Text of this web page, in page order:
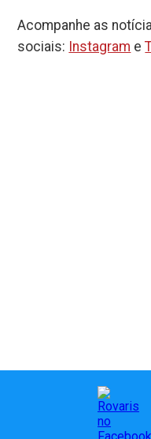
homicídio
contra mulher
Acompanhe as
sociais: Instagram e